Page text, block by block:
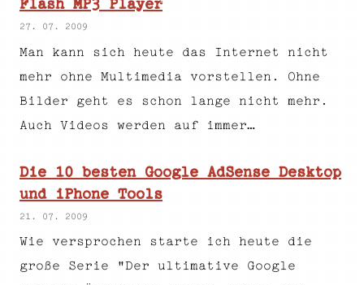
Flash MP3 Player
27. 07. 2009
Man kann sich heute das Internet nicht
mehr ohne Multimedia vorstellen. Ohne
Bilder geht es schon lange nicht mehr.
Auch Videos werden auf immer…
Die 10 besten Google AdSense Desktop
und iPhone Tools
21. 07. 2009
Wie versprochen starte ich heute die
große Serie "Der ultimative Google